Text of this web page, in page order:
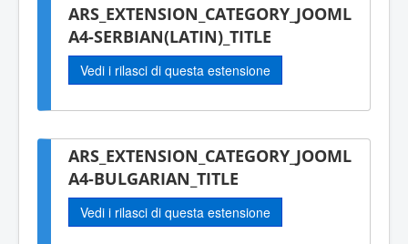
ARS_EXTENSION_CATEGORY_JOOML
A4-SERBIAN(LATIN)_TITLE
Vedi i rilasci di questa estensione
ARS_EXTENSION_CATEGORY_JOOML
A4-BULGARIAN_TITLE
Vedi i rilasci di questa estensione